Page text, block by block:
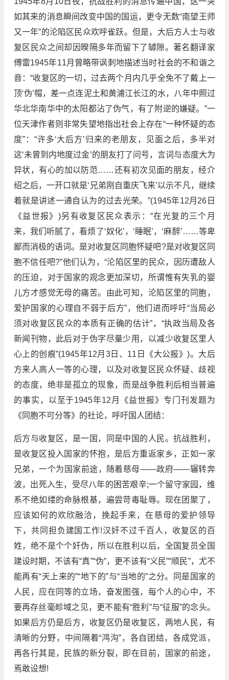
如其来的消息瞬间改变中国的国运，更令无数“南望王师
又一年”的沦陷区民众欢呼雀跃。但是，大后方人士与收
复区民众之间却因暌隔多年而留下了罅隙。著名翻译家
傅雷1945年11月曾略带讽刺地描述当时社会的不和谐之
音：“收复区的一切，过去两个月内几乎全免不了戴上一
顶‘伪’帽，差一点连泥土和黄浦江长江的水，八年中照过
华北华南华中的太阳都沾了伪气，有了附逆的嫌疑。”一
位天津作者则非常失望地指出社会上存在“一种怀疑的态
度”：“许多‘大后方’归来的老朋友，见面之后，多半对
这‘未曾到内地度过金’的朋友打了问号，言词与态度大为
异状，有心的加以防范……还有初次见面的朋友，经介
绍之后，一开口就是‘兄弟刚自重庆飞来’以示不凡，继续
着就是讲述一通自认为的过去光荣。”(1945年12月26日
《益世报》)另有收复区民众表示：“在光复的三个月
来，我们听腻了，看烦了‘奴化’，‘睡眠’，‘麻醉’……等卑
鄙而消极的语词。是对收复区同胞怀疑吧?是对收复区同
胞不信任吧?”他们认为，“沦陷区里的民众，因历遭敌人
的压迫，对于国家的观念更加深切，所谓惟有失乳的婴
儿方才感觉无母的痛苦。由此可知，沦陷区里的同胞，
爱护国家的心理自不弱于后方”，他们进而呼吁“当局必
须对收复区民众的本质有正确的估计”，“执政当局及各
新闻刊物，此后对于伪字尽量少用，以减少收复区里人
心上的创痕”(1945年12月3日、11日《大公报》)。大后
方来人高人一等的心理，以及对收复区民众怀疑、歧视
的态度，绝非是孤立的现象，而是战争胜利后相当普遍
的事实，以至于1945年12月《益世报》专门刊发题为
《同胞不可分等》的社论，呼吁国人团结：
后方与收复区，是一国，同是中国的人民。抗战胜利，
是收复区投入国家的怀抱，是后方重返家乡，正如一家
兄弟，一个为国家前途，随着慈母——政府——辗转奔
波，出死入生，受尽八年的困苦艰辛;一个留守家园，维
系不绝如缕的命脉根基，遍尝苛毒耻辱。现在团聚了，
应该如何的欢欣融洽，挽起手来，在慈母的爱护领导
下，共同担负建国工作!汉奸不过千百人，收复区的百
姓，绝不是个个奸伪，所以在胜利以后，全国复员全国
建设时期，不该有“真”“伪”，更不该有“义民”“顺民”，尤不
能再有“天上来的”“地下的”与“当地的”之分。同是国家的
人民，应在同等的立场，奋发图强，每个人的心中，不
要再存丝毫畛域之见，更不能有“胜利”与“征服”的念头。
如果后方仍是后方，收复区仍是收复区，两地人民，有
清晰的分野，中间隔着“鸿沟”，各自团结，各成党派，
再各行其是，民族的新分裂，即在目前，国家的前途，
焉敢设想!